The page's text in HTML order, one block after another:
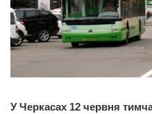
У Черкасах 12 червня